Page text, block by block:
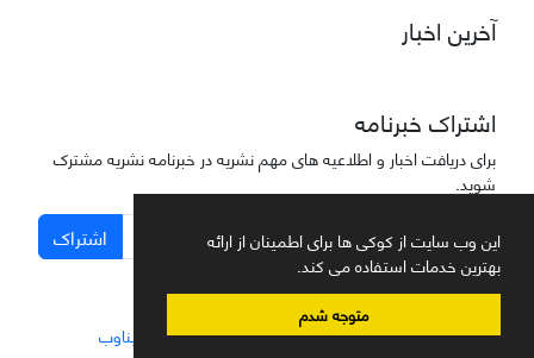
این وب سایت از کوکی ها برای اطمینان از ارائه
بهترین خدمات استفاده می کند.
متوجه شدم
آخرین اخبار
اشتراک خبرنامه
برای دریافت اخبار و اطلاعیه های مهم نشریه در خبرنامه نشریه مشترک
شوید.
اشتراک
سامانه مدیریت نشریات علمی.طراحی و پیاده سازی از سیناوب